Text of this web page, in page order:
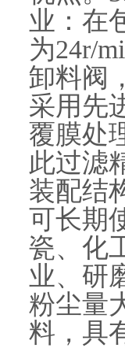
业：在
为24r/
卸料阀
采用先
覆膜处
此过滤
装配结
可长期
瓷、化
业、研
粉尘量
料，具